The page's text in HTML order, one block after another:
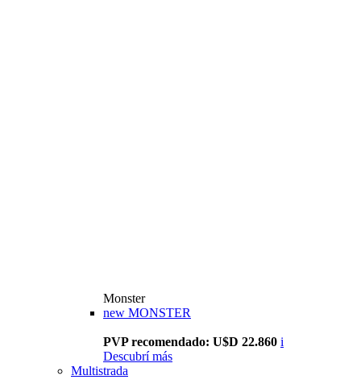
Monster
new MONSTER
PVP recomendado: U$D 22.860 i
Descubrí más
Multistrada